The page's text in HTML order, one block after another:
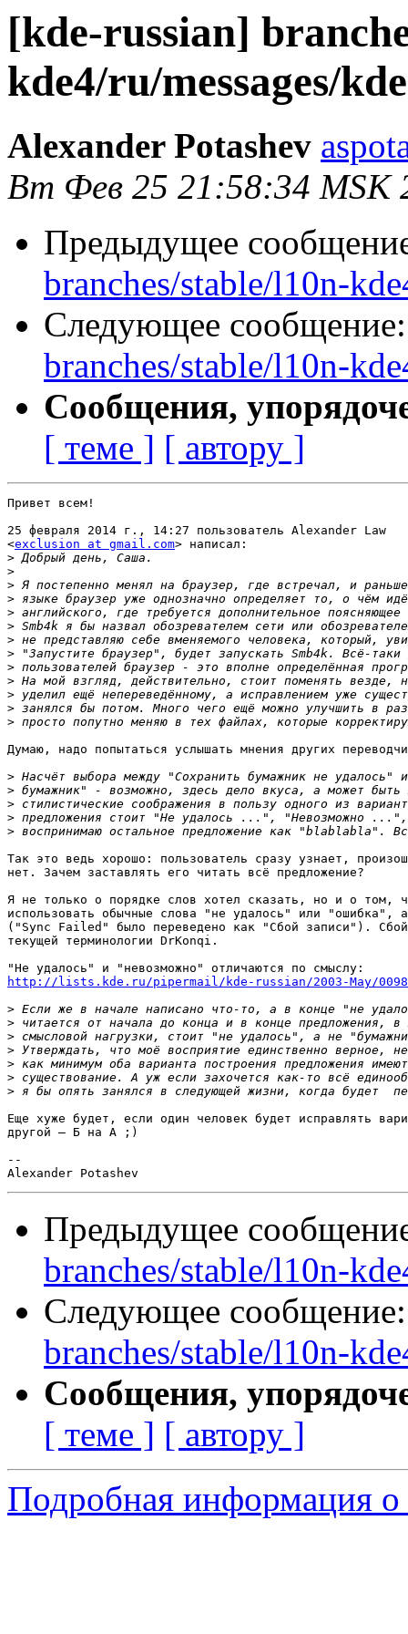
[kde-russian]
kde4/ru/messages/
Alexander Potashev
Вт Фев 25 21:58:34 MSK
Предыдущее
branches/stable/l10n-
Следующее
branches/stable/l10n-
Сообщения,
[ теме ] [ автору ]
Привет всем!
25 февраля 2014 г., 14:27 пользователь Alexander Law
<exclusion at gmail.com> написал:
>
>
>
>
>
>
>
>
>
>
>
>
>
Думаю, надо попытаться услышать мнения других
>
>
>
>
>
Так это ведь хорошо: пользователь сразу узнает,
нет. Зачем заставлять его читать всё предложение?
Я не только о порядке слов хотел сказать, но и о том,
использовать обычные слова "не удалось" или "ошибка",
("Sync Failed" было переведено как "Сбой записи").
текущей терминологии DrKonqi.
http://lists.kde.ru/pipermail/kde-russian/2003-May/
>
>
>
>
>
>
>
Еще хуже будет, если один человек будет исправлять
другой — Б на А ;)
--
Предыдущее
branches/stable/l10n-
Следующее
branches/stable/l10n-
Сообщения,
[ теме ] [ автору ]
Подробная информация о